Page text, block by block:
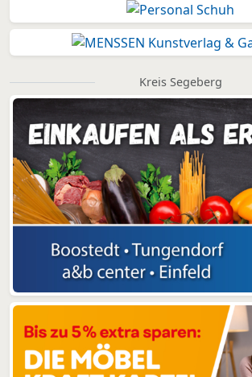
Kreis Segeberg